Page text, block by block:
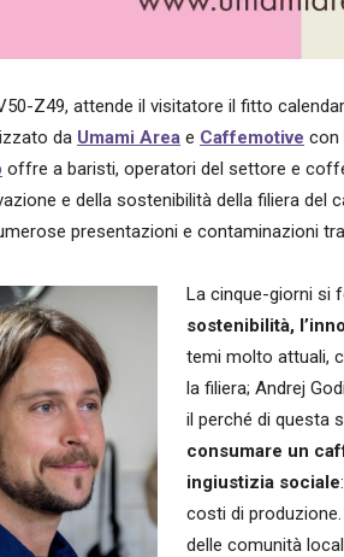
Z49, attende il visitatore il fitto
da Umami Area e Caffemotive con
offre a baristi, operatori del settore e
e della sostenibilità della filiera
presentazioni e contaminazioni
La cinque-giorni si
sostenibilità, l
temi molto attuali,
la filiera; Andrej
il perché di questa
consumare un
ingiustizia sociale
costi di
delle comunità